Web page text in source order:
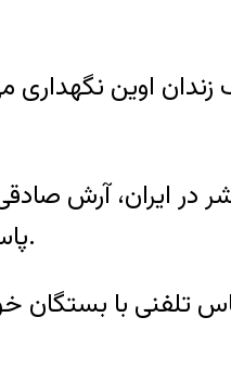
از سه ماه پیش تا کنون بصورت
پاسداران بازداشت و به بند ۲-الف زندان اوین منتقل شد.
با بستگان خود